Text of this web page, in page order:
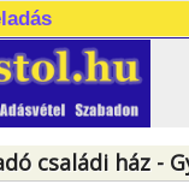
családi ház -